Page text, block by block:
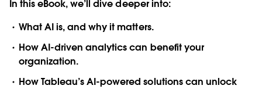
In this eBook, we’ll dive deeper into:
What AI is, and why it matters.
How AI-driven analytics can benefit your
organization.
How Tableau’s AI-powered solutions can unlock